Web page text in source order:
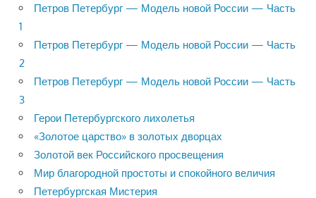
Петров Петербург — Модель новой России — Часть
1
Петров Петербург — Модель новой России — Часть
2
Петров Петербург — Модель новой России — Часть
3
Герои Петербургского лихолетья
«Золотое царство» в золотых дворцах
Золотой век Российского просвещения
Мир благородной простоты и спокойного величия
Петербургская Мистерия